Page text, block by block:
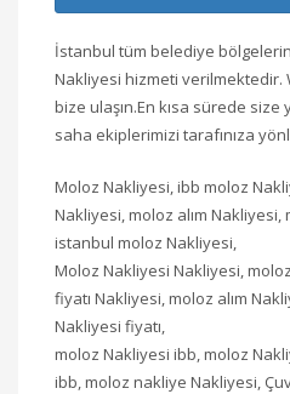
İstanbul tüm belediye
Nakliyesi hizmeti verilmektedir.
bize ulaşın.En kısa sürede size
saha ekiplerimizi tarafınıza
Moloz Nakliyesi, ibb moloz
Nakliyesi, moloz alım Nakliyesi,
istanbul moloz Nakliyesi,
Moloz Nakliyesi Nakliyesi,
fiyatı Nakliyesi, moloz alım
Nakliyesi fiyatı,
moloz Nakliyesi ibb, moloz
ibb, moloz nakliye Nakliyesi,